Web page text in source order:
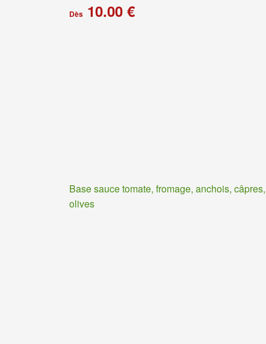
Dès10.00 €
Base sauce tomate, fromage, anchois, câpres,
olives